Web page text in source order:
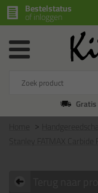
Bestelstatus
of inloggen
Gratis